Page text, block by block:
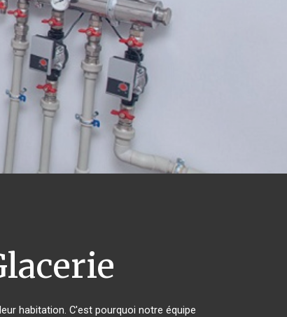
habitation. C'est pourquoi notre équipe